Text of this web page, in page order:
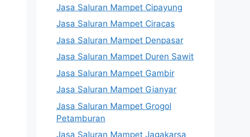
Jasa Saluran Mampet Cipayung
Jasa Saluran Mampet Ciracas
Jasa Saluran Mampet Denpasar
Jasa Saluran Mampet Duren Sawit
Jasa Saluran Mampet Gambir
Jasa Saluran Mampet Gianyar
Jasa Saluran Mampet Grogol
Petamburan
Jasa Saluran Mampet Jagakarsa